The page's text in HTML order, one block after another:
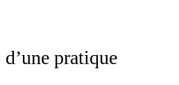
pratique